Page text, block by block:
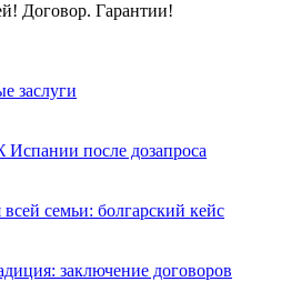
Договор. Гарантии!
заслуги
после дозапроса
семьи: болгарский кейс
заключение договоров